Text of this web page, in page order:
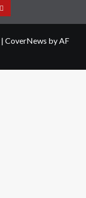
| CoverNews by AF